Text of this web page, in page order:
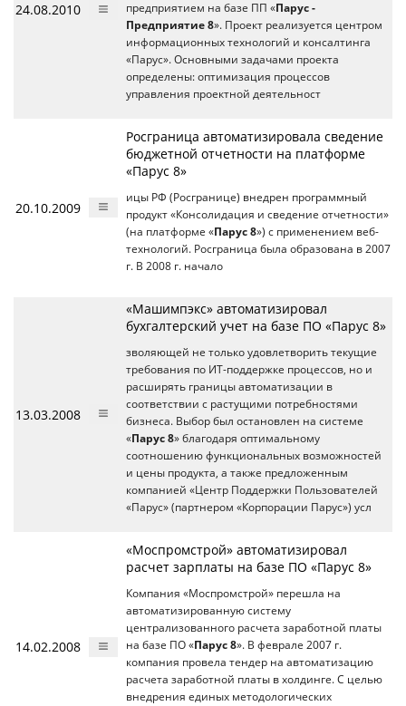
24.08.2010
предприятием на базе ПП «Парус -
Предприятие 8». Проект реализуется центром
информационных технологий и консалтинга
«Парус». Основными задачами проекта
определены: оптимизация процессов
управления проектной деятельност
20.10.2009
Росграница автоматизировала сведение
бюджетной отчетности на платформе
«Парус 8»
ицы РФ (Росгранице) внедрен программный
продукт «Консолидация и сведение отчетности»
(на платформе «Парус 8») с применением веб-
технологий. Росграница была образована в 2007
г. В 2008 г. начало
13.03.2008
«Машимпэкс» автоматизировал
бухгалтерский учет на базе ПО «Парус 8»
зволяющей не только удовлетворить текущие
требования по ИТ-поддержке процессов, но и
расширять границы автоматизации в
соответствии с растущими потребностями
бизнеса. Выбор был остановлен на системе
«Парус 8» благодаря оптимальному
соотношению функциональных возможностей
и цены продукта, а также предложенным
компанией «Центр Поддержки Пользователей
«Парус» (партнером «Корпорации Парус») усл
14.02.2008
«Моспромстрой» автоматизировал
расчет зарплаты на базе ПО «Парус 8»
Компания «Моспромстрой» перешла на
автоматизированную систему
централизованного расчета заработной платы
на базе ПО «Парус 8». В феврале 2007 г.
компания провела тендер на автоматизацию
расчета заработной платы в холдинге. С целью
внедрения единых методологических